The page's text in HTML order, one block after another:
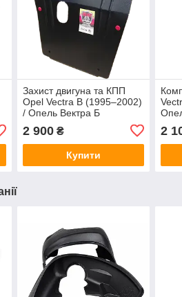
Захист двигуна та КПП
Opel Vectra B (1995–2002)
/ Опель Вектра Б
2 900₴
Купити
2